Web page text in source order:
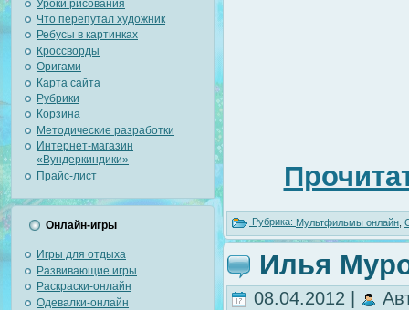
Уроки рисования
Что перепутал художник
Ребусы в картинках
Кроссворды
Оригами
Карта сайта
Рубрики
Корзина
Методические разработки
Интернет-магазин
«Вундеркиндики»
Прайс-лист
Онлайн-игры
Игры для отдыха
Развивающие игры
Раскраски-онлайн
Одевалки-онлайн
Рубрика: Мультфильмы онлайн
Илья
08.04.2012 |